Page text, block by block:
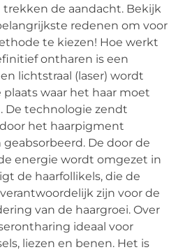
de aandacht. Bekijk
redenen om voor
te kiezen! Hoe werkt
ontharen is een
lichtstraal (laser) wordt
waar het haar moet
De technologie zendt
het haarpigment
De door de
energie wordt omgezet in
de haarfollikels, die de
zijn voor de
van de haargroei. Over
ideaal voor
liezen en benen. Het is